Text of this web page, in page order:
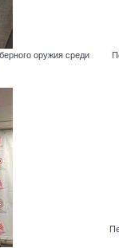
оружия среди